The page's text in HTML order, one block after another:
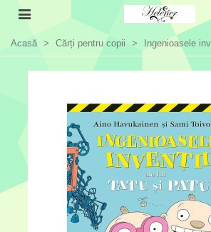
Acasă > Cărți pentru copii > Ingenioasele